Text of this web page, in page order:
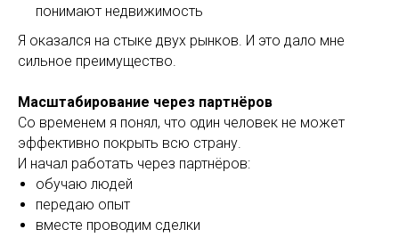
понимают недвижимость
Я оказался на стыке двух рынков. И это дало мне
сильное преимущество.
Масштабирование через партнёров
Со временем я понял, что один человек не может
эффективно покрыть всю страну.
И начал работать через партнёров:
обучаю людей
передаю опыт
вместе проводим сделки